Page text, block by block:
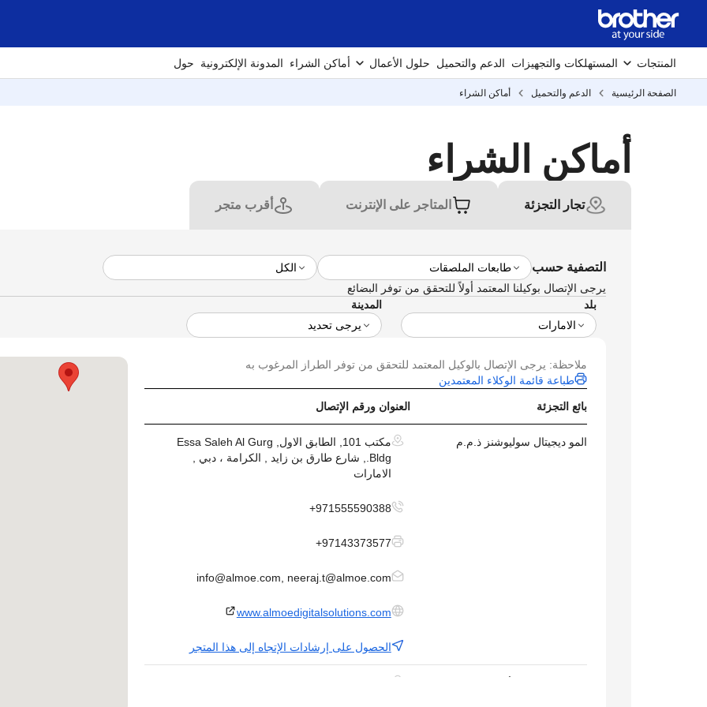
المنتجات المستهلكات والتجهيزات الدعم والتحميل حلول الأعمال أماكن الشراء المدونة الإلكترونية حول
الصفحة الرئيسية الدعم والتحميل أماكن الشراء
أماكن الشراء
تجار التجزئة المتاجر على الإنترنت أقرب متجر
التصفية حسب
يرجى الإتصال بوكيلنا المعتمد أولاً للتحقق من توفر البضائع
بلد
المدينة
ملاحظة: يرجى الإتصال بالوكيل المعتمد للتحقق من توفر الطراز المرغوب به
طباعة قائمة الوكلاء المعتمدين
بائع التجزئة العنوان ورقم الإتصال
المو ديجيتال سوليوشنز ذ.م.م
مكتب 101, الطابق الاول, Essa Saleh Al Gurg
Bldg., شارع طارق بن زايد , الكرامة ، دبي ,
الامارات
971555590388+
97143373577+
info@almoe.com, neeraj.t@almoe.com
www.almoedigitalsolutions.com
الحصول على إرشادات الإتجاه إلى هذا المتجر